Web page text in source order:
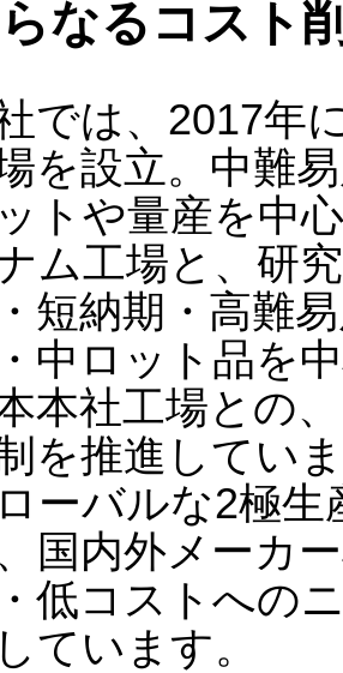
なるコスト
では、2017年
を設立。中難
トや量産を中
ム工場と、研
短納期・高難
中ロット品を
本社工場との
を推進してい
ーバルな2極生
国内外メーカ
低コストへの
ています。